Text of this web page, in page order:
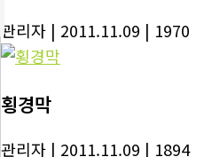
관리자 | 2011.11.09 | 1970
횡경막
관리자 | 2011.11.09 | 1894